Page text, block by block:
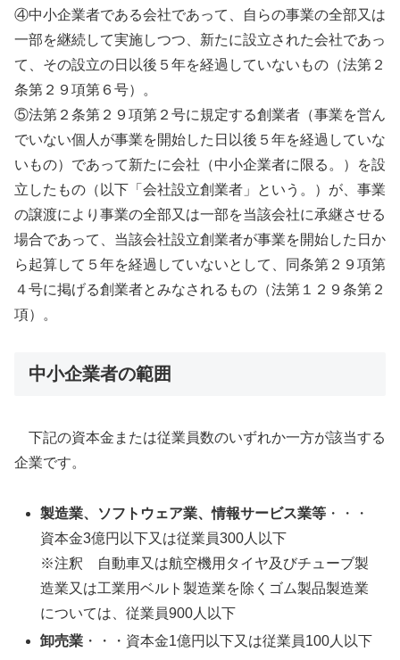
④中小企業者である会社であって、自らの事業の全部又は
一部を継続して実施しつつ、新たに設立された会社であっ
て、その設立の日以後５年を経過していないもの（法第２
条第２９項第６号）。
⑤法第２条第２９項第２号に規定する創業者（事業を営ん
でいない個人が事業を開始した日以後５年を経過していな
いもの）であって新たに会社（中小企業者に限る。）を設
立したもの（以下「会社設立創業者」という。）が、事業
の譲渡により事業の全部又は一部を当該会社に承継させる
場合であって、当該会社設立創業者が事業を開始した日か
ら起算して５年を経過していないとして、同条第２９項第
４号に掲げる創業者とみなされるもの（法第１２９条第２
項）。
中小企業者の範囲
下記の資本金または従業員数のいずれか一方が該当する
企業です。
製造業、ソフトウェア業、情報サービス業等 ・・・
資本金3億円以下又は従業員300人以下
※注釈 自動車又は航空機用タイヤ及びチューブ製
造業又は工業用ベルト製造業を除くゴム製品製造業
については、従業員900人以下
卸売業 ・・・資本金1億円以下又は従業員100人以下